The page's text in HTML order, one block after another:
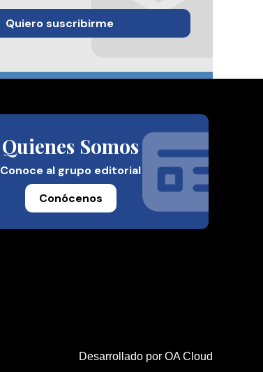
Quiero suscribirme
Quienes Somos
Conoce al grupo editorial
Conócenos
Desarrollado por OA Cloud